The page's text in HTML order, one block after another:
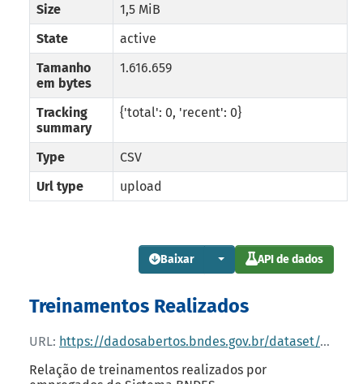
Baixar API de dados
Treinamentos Realizados
URL: https://dadosabertos.bndes.gov.br/dataset/d496b3be-e4be-405e-b7fe-4fca53fa9dbb/resource/4b507b1c-bf72-4947-8173-319e64c01917/download/treinamentos-realizados.csv
Relação de treinamentos realizados por
Size
1,5 MiB
State
active
Tamanho
em bytes
1.616.659
Tracking
summary
{'total': 0, 'recent': 0}
Type
CSV
Url type
upload